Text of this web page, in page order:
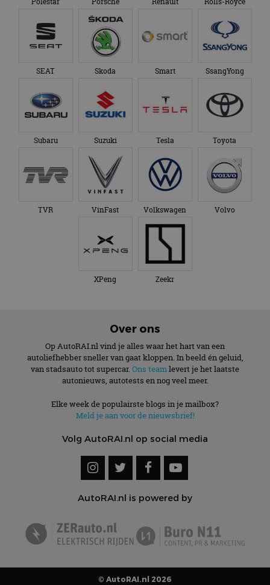
SEAT Skoda Smart SsangYong
Subaru Suzuki Tesla Toyota
TVR VinFast Volkswagen Volvo
XPeng Zeekr
Over ons
Op AutoRAI.nl vind je alles waar het hart van een
autoliefhebber sneller van gaat kloppen. In beeld én geluid,
van stadsauto tot supercar. Ons teamlevert je het laatste
autonieuws, autotests en nog veel meer.
Elke week de populairste blogs in je mailbox?
Meld je aan voor de nieuwsbrief!
Volg AutoRAI.nl op social media
AutoRAI.nl is powered by
© AutoRAI.nl 2026